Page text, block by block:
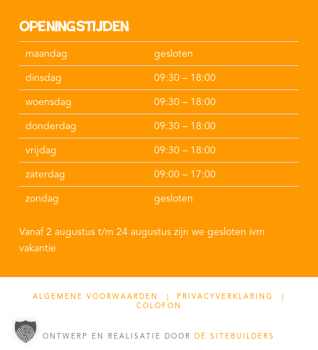
Openingstijden
maandag
gesloten
dinsdag
09:30 – 18:00
woensdag
09:30 – 18:00
donderdag
09:30 – 18:00
vrijdag
09:30 – 18:00
zaterdag
09:00 – 17:00
zondag
gesloten
Vanaf 2 augustus t/m 24 augustus zijn we gesloten ivm
vakantie
ALGEMENE VOORWAARDEN |
PRIVACYVERKLARING |
COLOFON
ONTWERP EN REALISATIE DOORDÉ SITEBUILDERS